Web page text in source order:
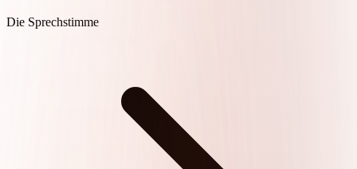
Die Sprechstimme